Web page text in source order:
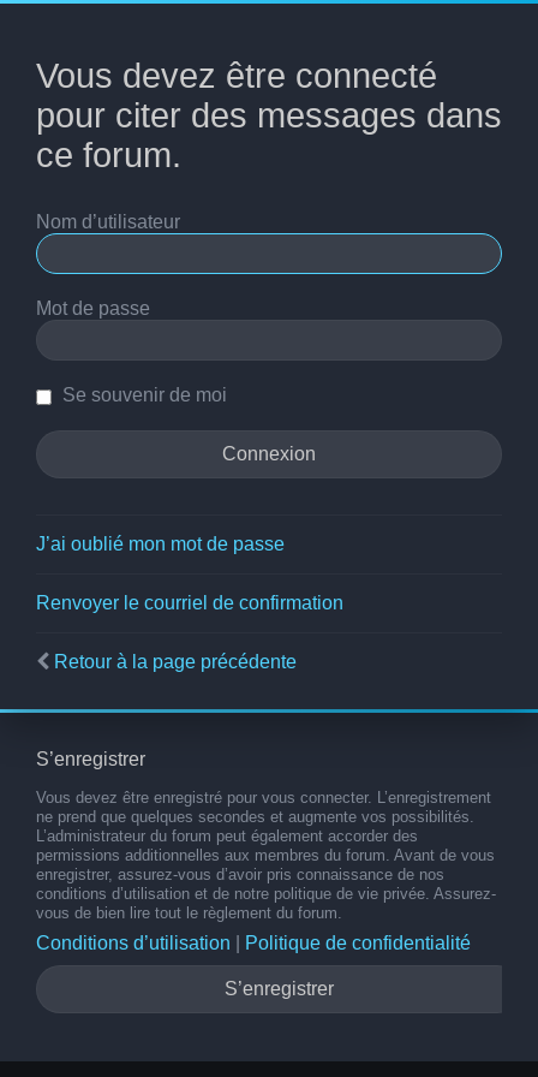
Vous devez être connecté
pour citer des messages dans
ce forum.
Nom d’utilisateur
Mot de passe
Se souvenir de moi
J’ai oublié mon mot de passe
Renvoyer le courriel de confirmation
Retour à la page précédente
S’enregistrer
Vous devez être enregistré pour vous connecter. L’enregistrement
ne prend que quelques secondes et augmente vos possibilités.
L’administrateur du forum peut également accorder des
permissions additionnelles aux membres du forum. Avant de vous
enregistrer, assurez-vous d’avoir pris connaissance de nos
conditions d’utilisation et de notre politique de vie privée. Assurez-
vous de bien lire tout le règlement du forum.
Conditions d’utilisation Politique de confidentialité
S’enregistrer